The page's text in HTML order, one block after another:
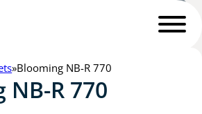
Blooming NB-R 770
R 770